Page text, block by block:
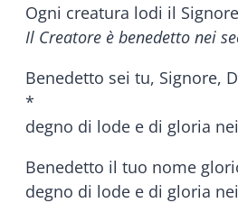
Ogni creatura lodi il Signore
Il Creatore è benedetto nei
Benedetto sei tu, Signore,
*
degno di lode e di gloria
Benedetto il tuo nome
degno di lode e di gloria